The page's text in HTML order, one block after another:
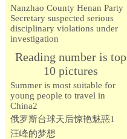
Nanzhao County Henan Party
Secretary suspected serious
disciplinary violations under
investigation
Reading number is top
10 pictures
Summer is most suitable for
young people to travel in
China2
俄罗斯台球天后惊艳魅惑1
汪峰的梦想